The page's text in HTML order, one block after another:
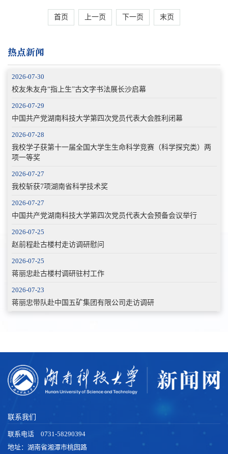
首页 上一页 下一页 末页
热点新闻
2026-07-30
校友朱友舟“指上生”古文字书法展长沙启幕
2026-07-29
中国共产党湖南科技大学第四次党员代表大会胜利闭幕
2026-07-28
我校学子获第十一届全国大学生生命科学竞赛（科学探究类）两
项一等奖
2026-07-27
我校斩获7项湖南省科学技术奖
2026-07-27
中国共产党湖南科技大学第四次党员代表大会预备会议举行
2026-07-25
赵前程赴古楼村走访调研慰问
2026-07-25
蒋丽忠赴古楼村调研驻村工作
2026-07-23
蒋丽忠带队赴中国五矿集团有限公司走访调研
联系我们
联系电话 0731-58290394
地址：湖南省湘潭市桃园路